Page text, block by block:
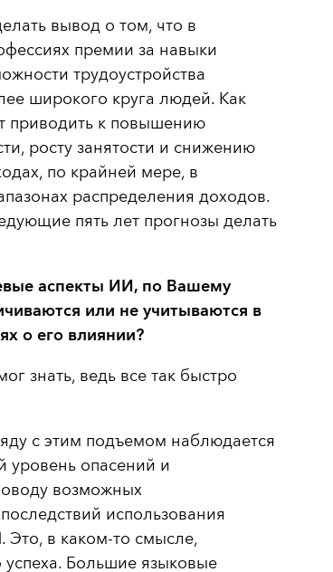
вывод о том, что в
премии за навыки
трудоустройства
широкого круга людей. Как
приводить к повышению
росту занятости и снижению
по крайней мере, в
распределения доходов.
пять лет прогнозы делать
аспекты ИИ, по Вашему
или не учитываются в
о его влиянии?
знать, ведь все так быстро
с этим подъемом наблюдается
опасений и
возможных
использования
Это, в каком-то смысле,
успеха. Большие языковые